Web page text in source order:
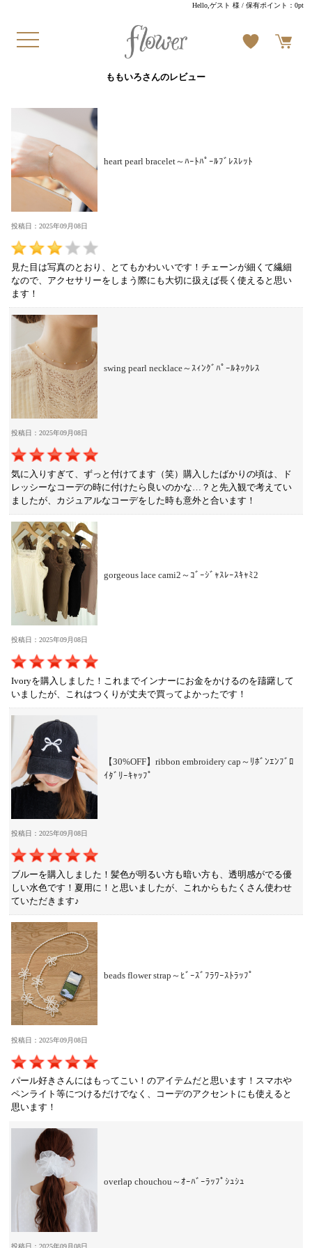
Hello,ゲスト 様 / 保有ポイント：0pt
ももいろさんのレビュー
heart pearl bracelet～ﾊｰﾄﾊﾟｰﾙﾌﾞﾚｽﾚｯﾄ
投稿日：2025年09月08日
見た目は写真のとおり、とてもかわいいです！チェーンが細くて繊細
なので、アクセサリーをしまう際にも大切に扱えば長く使えると思い
ます！
swing pearl necklace～ｽｨﾝｸﾞﾊﾟｰﾙﾈｯｸﾚｽ
投稿日：2025年09月08日
気に入りすぎて、ずっと付けてます（笑）購入したばかりの頃は、ド
レッシーなコーデの時に付けたら良いのかな…？と先入観で考えてい
ましたが、カジュアルなコーデをした時も意外と合います！
gorgeous lace cami2～ｺﾞｰｼﾞｬｽﾚｰｽｷｬﾐ2
投稿日：2025年09月08日
Ivoryを購入しました！これまでインナーにお金をかけるのを躊躇して
いましたが、これはつくりが丈夫で買ってよかったです！
【30%OFF】ribbon embroidery cap～ﾘﾎﾞﾝｴﾝﾌﾞﾛ
ｲﾀﾞﾘｰｷｬｯﾌﾟ
投稿日：2025年09月08日
ブルーを購入しました！髪色が明るい方も暗い方も、透明感がでる優
しい水色です！夏用に！と思いましたが、これからもたくさん使わせ
ていただきます♪
beads flower strap～ﾋﾞｰｽﾞﾌﾗﾜｰｽﾄﾗｯﾌﾟ
投稿日：2025年09月08日
パール好きさんにはもってこい！のアイテムだと思います！スマホや
ペンライト等につけるだけでなく、コーデのアクセントにも使えると
思います！
overlap chouchou～ｵｰﾊﾞｰﾗｯﾌﾟｼｭｼｭ